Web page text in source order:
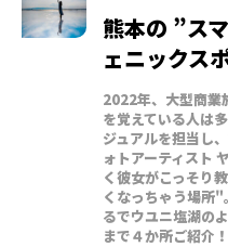
熊本の ”ス
ェニックス
2022年、大型商業
を覚えている人は
ジュアルを担当し
ォトアーティスト
く彼女がこっそり
くなっちゃう場所
るでウユニ塩湖の
まで４か所ご紹介！